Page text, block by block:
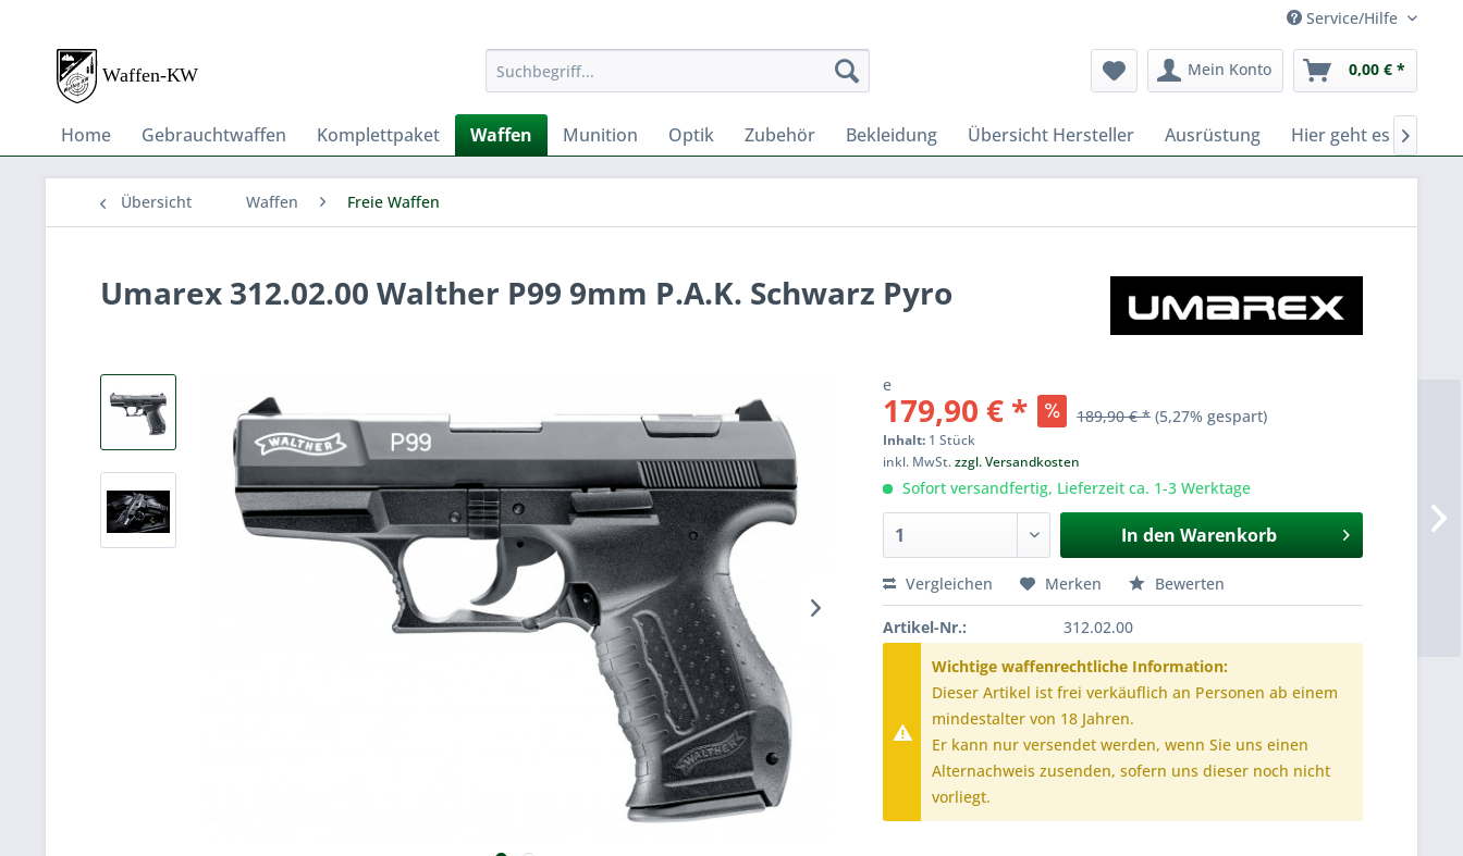
Service/Hilfe
Mein Konto 0,00 € *
Home Gebrauchtwaffen Komplettpaket Waffen Munition Optik Zubehör Bekleidung Übersicht Hersteller Ausrüstung Hier geht es zu

Übersicht Waffen Freie Waffen
Umarex 312.02.00 Walther P99 9mm P.A.K. Schwarz Pyro
e
179,90 € * 189,90 € * (5,27% gespart)
Inhalt: 1 Stück
inkl. MwSt.zzgl. Versandkosten
Sofort versandfertig, Lieferzeit ca. 1-3 Werktage
In den Warenkorb
Vergleichen Merken Bewerten
Artikel-Nr.:
312.02.00
Wichtige waffenrechtliche Information:
Dieser Artikel ist frei verkäuflich an Personen ab einem
mindestalter von 18 Jahren.
Er kann nur versendet werden, wenn Sie uns einen
Alternachweis zusenden, sofern uns dieser noch nicht
vorliegt.